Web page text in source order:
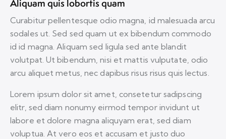
Aliquam quis lobortis quam
Curabitur pellentesque odio magna, id malesuada arcu
sodales ut. Sed sed quam ut ex bibendum commodo
id id magna. Aliquam sed ligula sed ante blandit
volutpat. Ut bibendum, nisi et mattis vulputate, odio
arcu aliquet metus, nec dapibus risus risus quis lectus.
Lorem ipsum dolor sit amet, consetetur sadipscing
elitr, sed diam nonumy eirmod tempor invidunt ut
labore et dolore magna aliquyam erat, sed diam
voluptua. At vero eos et accusam et justo duo